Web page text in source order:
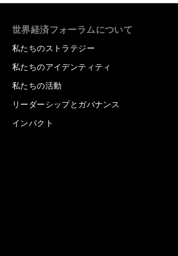
世界経済フォーラムについて
私たちのストラテジー
私たちのアイデンティティ
私たちの活動
リーダーシップとガバナンス
インパクト